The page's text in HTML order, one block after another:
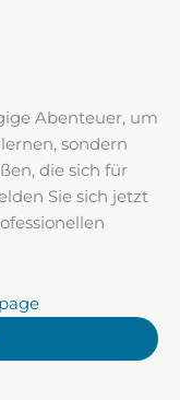
Abenteuer, um
sondern
die sich für
Sie sich jetzt